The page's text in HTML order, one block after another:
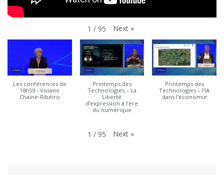
1 / 95 Next »
Les conférences de
18h59 - Viviane
Chaine-Ribeiro
Printemps des
Technologies – La
Liberté
d’expression à l’ère
du numérique
Printemps des
Technologies – l'IA
dans l'économie
1 / 95 Next »